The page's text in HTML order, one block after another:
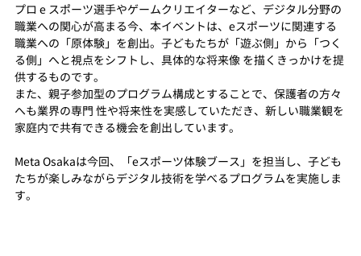
プロ e スポーツ選手やゲームクリエイターなど、デジタル分野の
職業への関心が高まる今、本イベントは、eスポーツに関連する
職業への「原体験」を創出。子どもたちが「遊ぶ側」から「つく
る側」へと視点をシフトし、具体的な将来像 を描くきっかけを提
供するものです。
また、親子参加型のプログラム構成とすることで、保護者の方々
へも業界の専門 性や将来性を実感していただき、新しい職業観を
家庭内で共有できる機会を創出しています。
Meta Osakaは今回、「eスポーツ体験ブース」を担当し、子ども
たちが楽しみながらデジタル技術を学べるプログラムを実施しま
す。